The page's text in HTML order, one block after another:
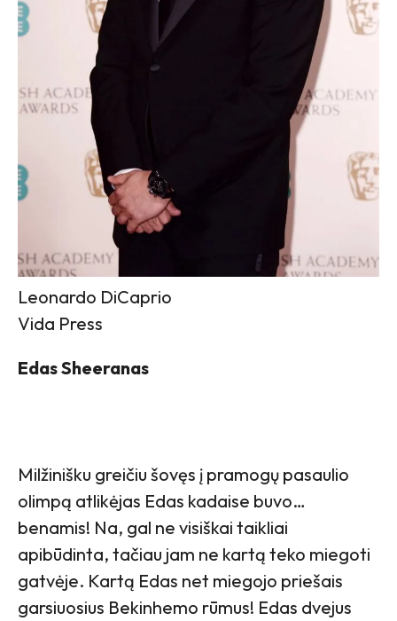
Leonardo DiCaprio
Vida Press
Edas Sheeranas
Milžinišku greičiu šovęs į pramogų pasaulio
olimpą atlikėjas Edas kadaise buvo…
benamis! Na, gal ne visiškai taikliai
apibūdinta, tačiau jam ne kartą teko miegoti
gatvėje. Kartą Edas net miegojo priešais
garsiuosius Bekinhemo rūmus! Edas dvejus